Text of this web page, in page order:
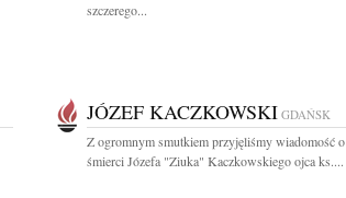
szczerego...
JÓZEF KACZKOWSKI GDAŃSK
Z ogromnym smutkiem przyjęliśmy wiadomość o
śmierci Józefa "Ziuka" Kaczkowskiego ojca ks....